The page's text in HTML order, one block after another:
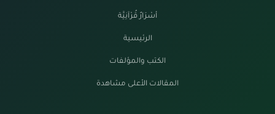
أسْرَارٌ قُرْآنِيَّة
الرئيسية
الكتب والمؤلفات
المقالات الأعلى مشاهدة